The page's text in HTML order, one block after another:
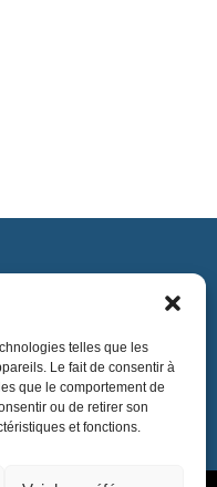
telles que les
Le fait de consentir à
que le comportement de
ou de retirer son
et fonctions.